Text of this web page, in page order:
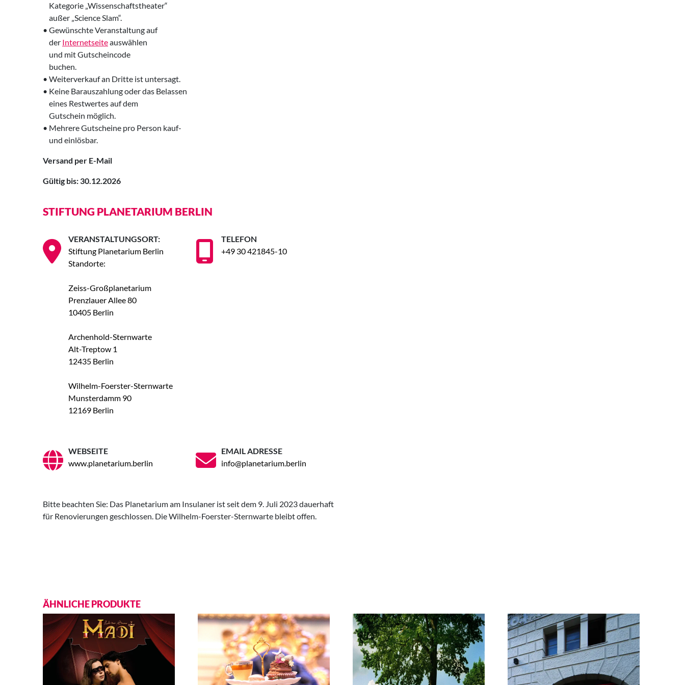
‌ Kategorie „Wissenschaftstheater“
‌ außer „Science Slam“.
• Gewünschte Veranstaltung auf
‌ der Internetseiteauswählen
‌ und mit Gutscheincode
‌ buchen.
• Weiterverkauf an Dritte ist untersagt.
• Keine Barauszahlung oder das Belassen
‌ eines Restwertes auf dem
‌ Gutschein möglich.
• Mehrere Gutscheine pro Person kauf-
‌ und einlösbar.
Versand per E-Mail
Gültig bis: 30.12.2026
STIFTUNG PLANETARIUM BERLIN
VERANSTALTUNGSORT:
Stiftung Planetarium Berlin
Standorte:
Zeiss-Großplanetarium
Prenzlauer Allee 80
10405 Berlin
Archenhold-Sternwarte
Alt-Treptow 1
12435 Berlin
Wilhelm-Foerster-Sternwarte
Munsterdamm 90
12169 Berlin
TELEFON
+49 30 421845-10
WEBSEITE
www.planetarium.berlin
EMAIL ADRESSE
info@planetarium.berlin
Bitte beachten Sie: Das Planetarium am Insulaner ist seit dem 9. Juli 2023 dauerhaft
für Renovierungen geschlossen. Die Wilhelm-Foerster-Sternwarte bleibt offen.
ÄHNLICHE PRODUKTE